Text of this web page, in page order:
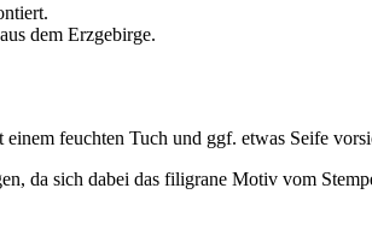
dem Erzgebirge.
feuchten Tuch und ggf. etwas Seife
da sich dabei das filigrane Motiv vom